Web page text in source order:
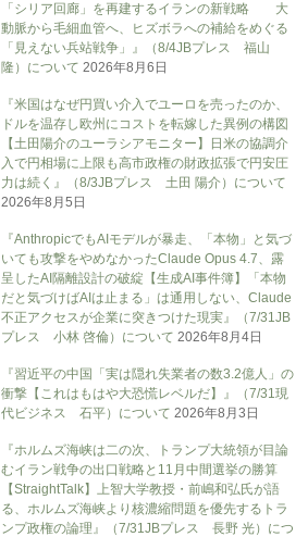
「シリア回廊」を再建するイランの新戦略 大
動脈から毛細血管へ、ヒズボラへの補給をめぐる
「見えない兵站戦争」』（8/4JBプレス 福山
隆）について 2026年8月6日
『米国はなぜ円買い介入でユーロを売ったのか、
ドルを温存し欧州にコストを転嫁した異例の構図
【土田陽介のユーラシアモニター】日米の協調介
入で円相場に上限も高市政権の財政拡張で円安圧
力は続く』（8/3JBプレス 土田 陽介）について
2026年8月5日
『AnthropicでもAIモデルが暴走、「本物」と気づ
いても攻撃をやめなかったClaude Opus 4.7、露
呈したAI隔離設計の破綻【生成AI事件簿】「本物
だと気づけばAIは止まる」は通用しない、Claude
不正アクセスが企業に突きつけた現実』（7/31JB
プレス 小林 啓倫）について 2026年8月4日
『習近平の中国「実は隠れ失業者の数3.2億人」の
衝撃【これはもはや大恐慌レベルだ】』（7/31現
代ビジネス 石平）について 2026年8月3日
『ホルムズ海峡は二の次、トランプ大統領が目論
むイラン戦争の出口戦略と11月中間選挙の勝算
【StraightTalk】上智大学教授・前嶋和弘氏が語
る、ホルムズ海峡より核濃縮問題を優先するトラ
ンプ政権の論理』（7/31JBプレス 長野 光）につ